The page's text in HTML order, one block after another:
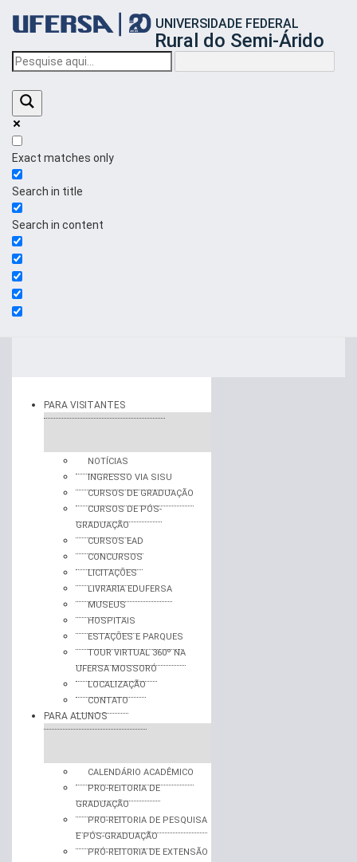
portal
UFERSA
UNIVERSIDADE FEDERAL
Rural do Semi-Árido
Exact matches only
Search in title
Search in content
PARA VISITANTES
NOTÍCIAS
INGRESSO VIA SISU
CURSOS DE GRADUAÇÃO
CURSOS DE PÓS-
GRADUAÇÃO
CURSOS EAD
CONCURSOS
LICITAÇÕES
LIVRARIA EDUFERSA
MUSEUS
HOSPITAIS
ESTAÇÕES E PARQUES
TOUR VIRTUAL 360º NA
UFERSA MOSSORÓ
LOCALIZAÇÃO
CONTATO
PARA ALUNOS
CALENDÁRIO ACADÊMICO
PRO-REITORIA DE
GRADUAÇÃO
PRO-REITORIA DE PESQUISA
E PÓS-GRADUAÇÃO
PRÓ-REITORIA DE EXTENSÃO